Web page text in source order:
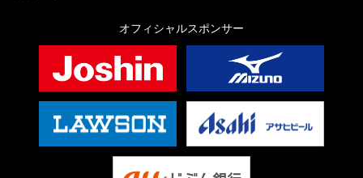
オフィシャルスポンサー